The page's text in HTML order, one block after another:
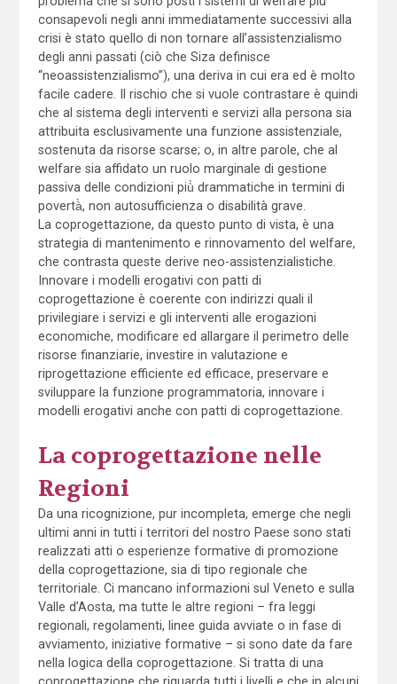
consapevoli negli anni immediatamente successivi alla
crisi è stato quello di non tornare all’assistenzialismo
degli anni passati (ciò che Siza definisce
“neoassistenzialismo”), una deriva in cui era ed è molto
facile cadere. Il rischio che si vuole contrastare è quindi
che al sistema degli interventi e servizi alla persona sia
attribuita esclusivamente una funzione assistenziale,
sostenuta da risorse scarse; o, in altre parole, che al
welfare sia affidato un ruolo marginale di gestione
passiva delle condizioni più̀ drammatiche in termini di
povertà̀, non autosufficienza o disabilità grave.
La coprogettazione, da questo punto di vista, è una
strategia di mantenimento e rinnovamento del welfare,
che contrasta queste derive neo-assistenzialistiche.
Innovare i modelli erogativi con patti di
coprogettazione è coerente con indirizzi quali il
privilegiare i servizi e gli interventi alle erogazioni
economiche, modificare ed allargare il perimetro delle
risorse finanziarie, investire in valutazione e
riprogettazione efficiente ed efficace, preservare e
sviluppare la funzione programmatoria, innovare i
modelli erogativi anche con patti di coprogettazione.
La coprogettazione nelle
Regioni
Da una ricognizione, pur incompleta, emerge che negli
ultimi anni in tutti i territori del nostro Paese sono stati
realizzati atti o esperienze formative di promozione
della coprogettazione, sia di tipo regionale che
territoriale. Ci mancano informazioni sul Veneto e sulla
Valle d’Aosta, ma tutte le altre regioni – fra leggi
regionali, regolamenti, linee guida avviate o in fase di
avviamento, iniziative formative – si sono date da fare
nella logica della coprogettazione. Si tratta di una
coprogettazione che riguarda tutti i livelli e che in alcuni